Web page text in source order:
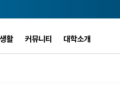
활 커뮤니티 대학소개